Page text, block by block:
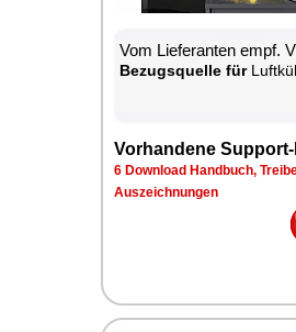
Vom Lie­fe­ran­ten empf.
Be­zugs­quel­le für
Vor­han­de­ne
6 Down­load Hand­buch,
Aus­zeich­nun­gen